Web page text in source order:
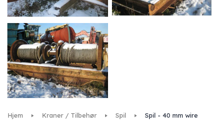
Hjem Kraner / Tilbehør Spil Spil - 40 mm wire